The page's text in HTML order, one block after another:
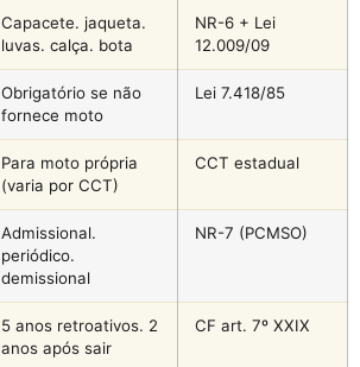
Capacete. jaqueta.
luvas. calça. bota
NR-6 + Lei
12.009/09
Obrigatório se não
fornece moto
Lei 7.418/85
Para moto própria
(varia por CCT)
CCT estadual
Admissional.
periódico.
demissional
NR-7 (PCMSO)
5 anos retroativos. 2
anos após sair
CF art. 7º XXIX